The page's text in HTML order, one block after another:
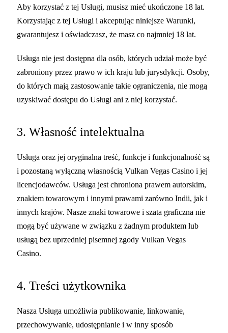
Aby korzystać z tej Usługi, musisz mieć ukończone 18 lat.
Korzystając z tej Usługi i akceptując niniejsze Warunki,
gwarantujesz i oświadczasz, że masz co najmniej 18 lat.
Usługa nie jest dostępna dla osób, których udział może być
zabroniony przez prawo w ich kraju lub jurysdykcji. Osoby,
do których mają zastosowanie takie ograniczenia, nie mogą
uzyskiwać dostępu do Usługi ani z niej korzystać.
3. Własność intelektualna
Usługa oraz jej oryginalna treść, funkcje i funkcjonalność są
i pozostaną wyłączną własnością Vulkan Vegas Casino i jej
licencjodawców. Usługa jest chroniona prawem autorskim,
znakiem towarowym i innymi prawami zarówno Indii, jak i
innych krajów. Nasze znaki towarowe i szata graficzna nie
mogą być używane w związku z żadnym produktem lub
usługą bez uprzedniej pisemnej zgody Vulkan Vegas
Casino.
4. Treści użytkownika
Nasza Usługa umożliwia publikowanie, linkowanie,
przechowywanie, udostępnianie i w inny sposób